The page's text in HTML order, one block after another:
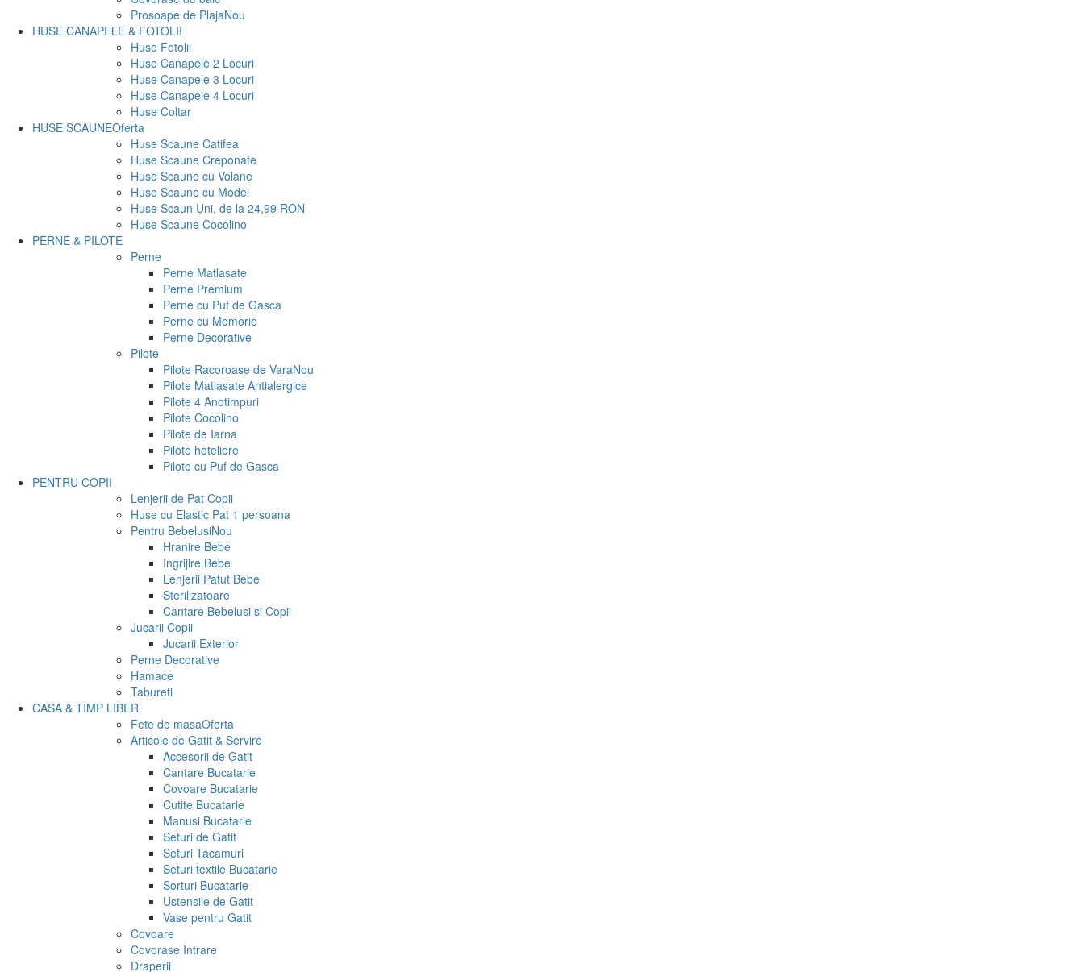
Prosoape de PlajaNou
HUSE CANAPELE & FOTOLII
Huse Fotolii
Huse Canapele 2 Locuri
Huse Canapele 3 Locuri
Huse Canapele 4 Locuri
Huse Coltar
HUSE SCAUNEOferta
Huse Scaune Catifea
Huse Scaune Creponate
Huse Scaune cu Volane
Huse Scaune cu Model
Huse Scaun Uni, de la 24,99 RON
Huse Scaune Cocolino
PERNE & PILOTE
Perne
Perne Matlasate
Perne Premium
Perne cu Puf de Gasca
Perne cu Memorie
Perne Decorative
Pilote
Pilote Racoroase de VaraNou
Pilote Matlasate Antialergice
Pilote 4 Anotimpuri
Pilote Cocolino
Pilote de Iarna
Pilote hoteliere
Pilote cu Puf de Gasca
PENTRU COPII
Lenjerii de Pat Copii
Huse cu Elastic Pat 1 persoana
Pentru BebelusiNou
Hranire Bebe
Ingrijire Bebe
Lenjerii Patut Bebe
Sterilizatoare
Cantare Bebelusi si Copii
Jucarii Copii
Jucarii Exterior
Perne Decorative
Hamace
Tabureti
CASA & TIMP LIBER
Fete de masaOferta
Articole de Gatit & Servire
Accesorii de Gatit
Cantare Bucatarie
Covoare Bucatarie
Cutite Bucatarie
Manusi Bucatarie
Seturi de Gatit
Seturi Tacamuri
Seturi textile Bucatarie
Sorturi Bucatarie
Ustensile de Gatit
Vase pentru Gatit
Covoare
Covorase Intrare
Draperii